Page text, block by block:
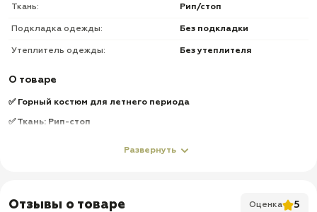
Ткань: Рип/стоп
Подкладка одежды: Без подкладки
Утеплитель одежды: Без утеплителя
О товаре
✅ Горный костюм для летнего периода
✅ Ткань: Рип-стоп
✅ Усиления на плечах, локтях
Развернуть
Отзывы о товаре Оценка 5